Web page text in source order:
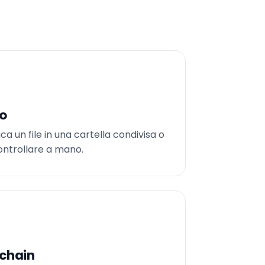
un file in una cartella condivisa o
a mano.